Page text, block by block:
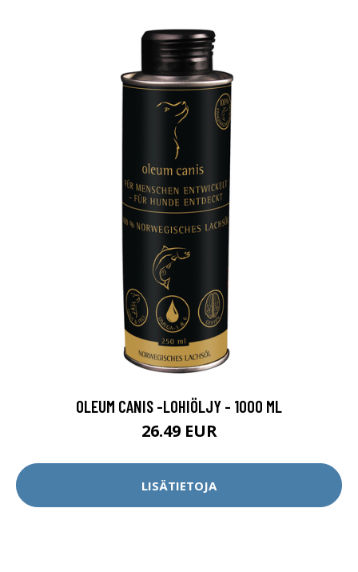
OLEUM CANIS -LOHIÖLJY - 1000 ML
26.49 EUR
LISÄTIETOJA